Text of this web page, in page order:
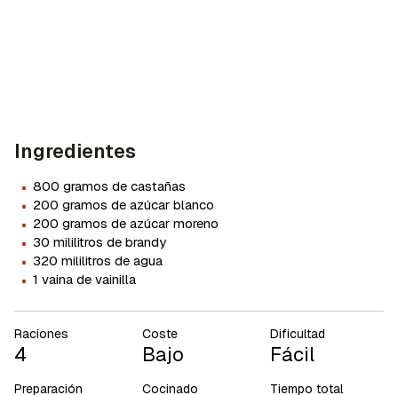
Ingredientes
· 800 gramos de castañas
· 200 gramos de azúcar blanco
· 200 gramos de azúcar moreno
· 30 mililitros de brandy
· 320 mililitros de agua
· 1 vaina de vainilla
Raciones
4
Coste
Bajo
Dificultad
Fácil
Preparación Cocinado Tiempo total